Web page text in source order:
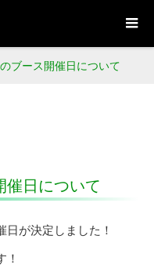
ブース開催日について
催日について
日が決定しました！
！